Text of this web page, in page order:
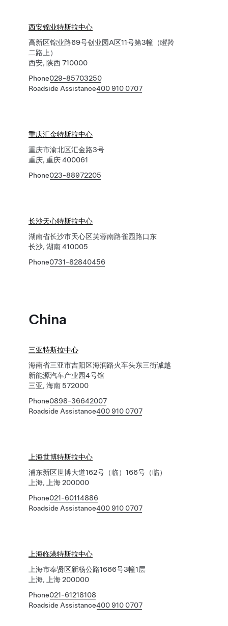
西安锦业特斯拉中心
高新区锦业路69号创业园A区11号第3幢（瞪羚
二路上）
西安, 陕西 710000
Phone029-85703250
Roadside Assistance400 910 0707
重庆汇金特斯拉中心
重庆市渝北区汇金路3号
重庆, 重庆 400061
Phone023-88972205
长沙天心特斯拉中心
湖南省长沙市天心区芙蓉南路雀园路口东
长沙, 湖南 410005
Phone0731-82840456
China
三亚特斯拉中心
海南省三亚市吉阳区海润路火车头东三街诚越
新能源汽车产业园4号馆
三亚, 海南 572000
Phone0898-36642007
Roadside Assistance400 910 0707
上海世博特斯拉中心
浦东新区世博大道162号（临）166号（临）
上海, 上海 200000
Phone021-60114886
Roadside Assistance400 910 0707
上海临港特斯拉中心
上海市奉贤区新杨公路1666号3幢1层
上海, 上海 200000
Phone021-61218108
Roadside Assistance400 910 0707